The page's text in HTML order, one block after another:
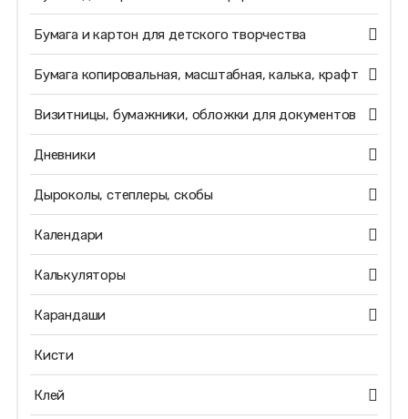
Бумага и картон для детского творчества
Бумага копировальная, масштабная, калька, крафт
Визитницы, бумажники, обложки для документов
Дневники
Дыроколы, степлеры, скобы
Календари
Калькуляторы
Карандаши
Кисти
Клей